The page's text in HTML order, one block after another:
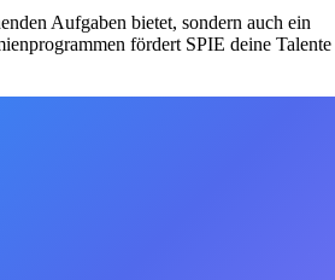
Aufgaben bietet, sondern auch ein
fördert SPIE deine Talente